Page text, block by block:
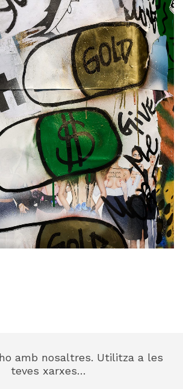
amb nosaltres. Utilitza a les
teves xarxes…